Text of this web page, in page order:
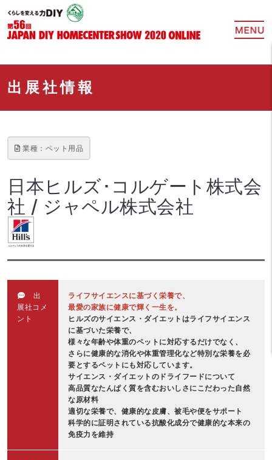
出展社情報
業種：ペット用品
日本ヒルズ･コルゲート株式会
社 / ジャペル株式会社
出
展社コメ
ント
ライフサイエンスに基づく栄養で、
最愛の家族に健康で輝く一生を。
ヒルズのサイエンス・ダイエットはライフサイエンス
に基づいた栄養で、
様々な年齢や体重のペットに対応するだけでなく、
さらに健康的な消化や体重管理化など特別な栄養を必
要とするペットにも対応しています。
サイエンス・ダイエットのドライフードについて
高品質なたんぱく質を含むおいしさにこだわった自然
な原材料
適切な栄養で、健康的な皮膚、被毛や便をサポート
科学的に証明されている抗酸化成分で健康的な本来の
免疫力を維持